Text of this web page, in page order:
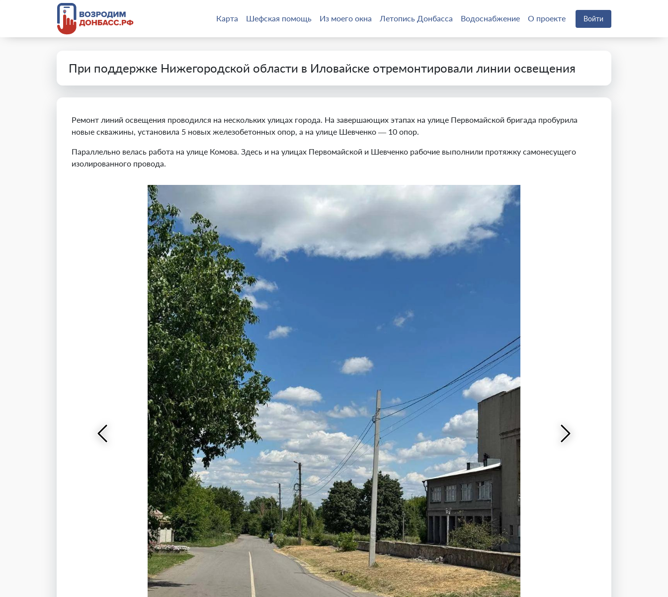
Карта Шефская помощь Из моего окна Летопись Донбасса Водоснабжение О проекте Войти
При поддержке Нижегородской области в Иловайске отремонтировали линии освещения
Ремонт линий освещения проводился на нескольких улицах города. На завершающих этапах на улице Первомайской бригада пробурила
новые скважины, установила 5 новых железобетонных опор, а на улице Шевченко — 10 опор.
Параллельно велась работа на улице Комова. Здесь и на улицах Первомайской и Шевченко рабочие выполнили протяжку самонесущего
изолированного провода.